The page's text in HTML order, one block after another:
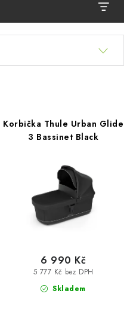
Půjčovna
Reklamace
Korbička Thule Urban Glide
3 Bassinet Black
Skladem
5 777 Kč bez DPH
6 990 Kč